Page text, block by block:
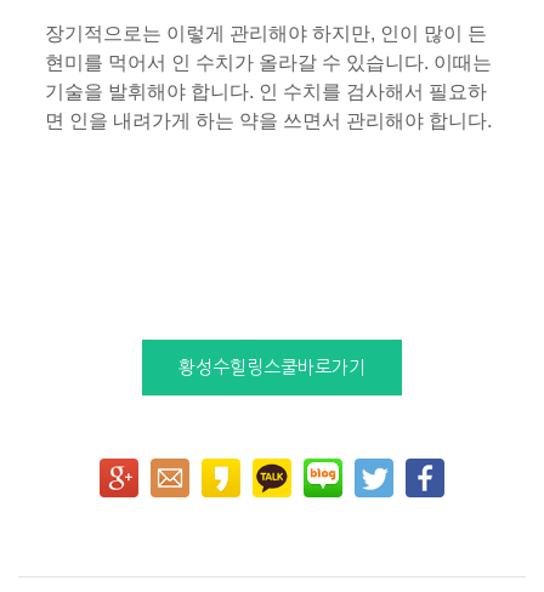
장기적으로는 이렇게 관리해야 하지만, 인이 많이 든
현미를 먹어서 인 수치가 올라갈 수 있습니다. 이때는
기술을 발휘해야 합니다. 인 수치를 검사해서 필요하
면 인을 내려가게 하는 약을 쓰면서 관리해야 합니다.
황성수힐링스쿨바로가기